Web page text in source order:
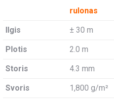
rulonas
Ilgis ± 30 m
Plotis 2.0 m
Storis 4.3 mm
Svoris 1,800 g/m²